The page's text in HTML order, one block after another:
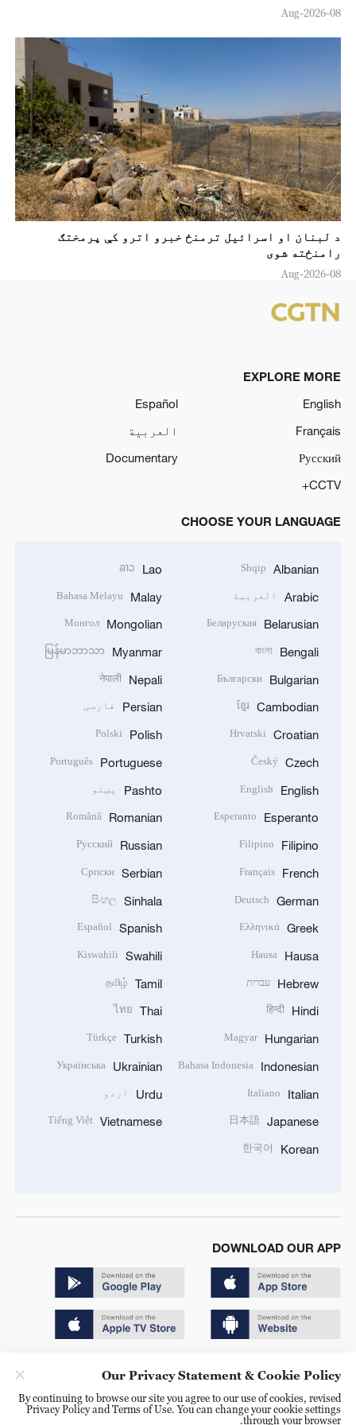
08-Aug-2026
د لبنان او اسرائیل ترمنځ خبرو اترو کې پرمختګ
رامنځته شوی
08-Aug-2026
EXPLORE MORE
English
Español
Français
العربية
Русский
Documentary
CCTV+
CHOOSE YOUR LANGUAGE
Albanian
Shqip
Arabic العربية
Belarusian
Беларуская
Bengali
বাংলা
Bulgarian
Български
Cambodian
ខ្មែរ
Croatian
Hrvatski
Czech
Český
English
English
Esperanto
Esperanto
Filipino
Filipino
French
Français
German
Deutsch
Greek
Ελληνικά
Hausa
Hausa
Hebrew עברית
Hindi
हिन्दी
Hungarian
Magyar
Indonesian
Bahasa Indonesia
Italian
Italiano
Japanese
日本語
Korean
한국어
Lao
ລາວ
Malay
Bahasa Melayu
Mongolian
Монгол
Myanmar
မြန်မာဘာသာ
Nepali
नेपाली
Persian فارسی
Polish
Polski
Portuguese
Português
Pashto پښتو
Romanian
Română
Russian
Русский
Serbian
Српски
Sinhala
සිංහල
Spanish
Español
Swahili
Kiswahili
Tamil
தமிழ்
Thai
ไทย
Turkish
Türkçe
Ukrainian
Українська
Urdu اردو
Vietnamese
Tiếng Việt
DOWNLOAD OUR APP
京ICP备20000184号
京公网安备 11010502050052号
Our Privacy Statement & Cookie Policy
By continuing to browse our site you agree to our use of cookies, revised
Privacy Policy and Terms of Use. You can change your cookie settings
through your browser.